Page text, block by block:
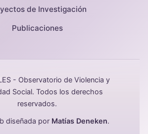
de Investigación
Publicaciones
- Observatorio de Violencia y
Social. Todos los derechos
reservados.
diseñada por Matías Deneken.